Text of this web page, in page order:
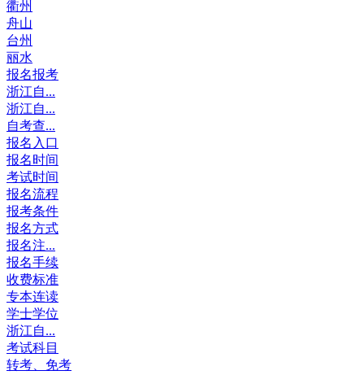
衢州
舟山
台州
丽水
报名报考
浙江自...
浙江自...
自考查...
报名入口
报名时间
考试时间
报名流程
报考条件
报名方式
报名注...
报名手续
收费标准
专本连读
学士学位
浙江自...
考试科目
转考、免考